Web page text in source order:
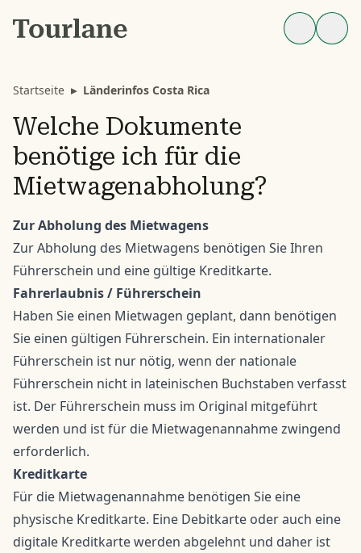
Startseite ▸ Länderinfos Costa Rica
Welche Dokumente
benötige ich für die
Mietwagenabholung?
Zur Abholung des Mietwagens
Zur Abholung des Mietwagens benötigen Sie Ihren
Führerschein und eine gültige Kreditkarte.
Fahrerlaubnis / Führerschein
Haben Sie einen Mietwagen geplant, dann benötigen
Sie einen gültigen Führerschein. Ein internationaler
Führerschein ist nur nötig, wenn der nationale
Führerschein nicht in lateinischen Buchstaben verfasst
ist. Der Führerschein muss im Original mitgeführt
werden und ist für die Mietwagenannahme zwingend
erforderlich.
Kreditkarte
Für die Mietwagenannahme benötigen Sie eine
physische Kreditkarte. Eine Debitkarte oder auch eine
digitale Kreditkarte werden abgelehnt und daher ist